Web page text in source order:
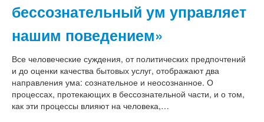
бессознательный ум управляет
нашим поведением»
Все человеческие суждения, от политических предпочтений
и до оценки качества бытовых услуг, отображают два
направления ума: сознательное и неосознанное. О
процессах, протекающих в бессознательной части, и о том,
как эти процессы влияют на человека,…